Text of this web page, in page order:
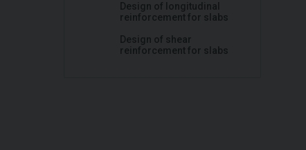
Design of longitudinal
reinforcement for slabs
Design of shear
reinforcement for slabs